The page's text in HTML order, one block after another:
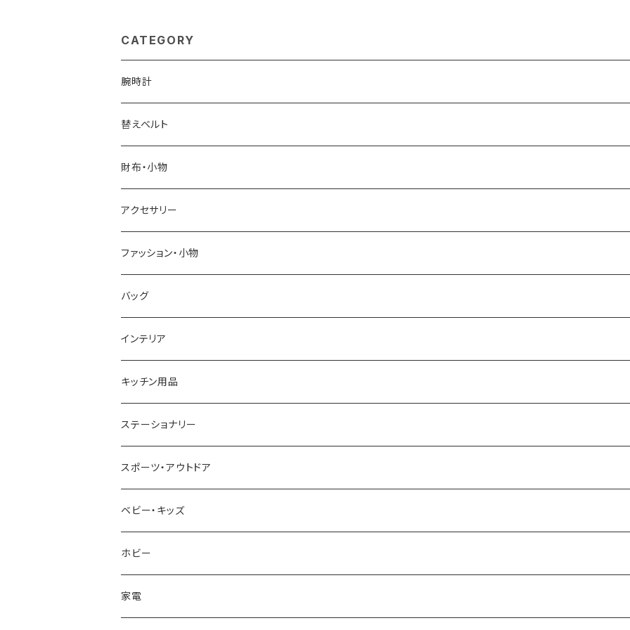
CATEGORY
腕時計
ELGIN
SALVATORE MARRA
CASIO
GRANDEUR
COGU
GAGA MILANO
CACTUS
TIMEX
NIXON
AVALANCHE
ORIENT
ZEPPELIN
替えベルト
COACH
DANIEL WELLINGTON
LACOSTE
DIESEL
MICHAEL KORS
NO BRAND
財布・小物
SONNE
DUCT
TRANSNUMBER
SAAMA HOMME
ARNOLD PALMER
MICHAEL KORS
DIESEL
ALV
Merge
ETTINGER
アクセサリー
GUCCI
TIFFANY&CO
FOLLI FOLLIE
POLICE
PAUL HEWITT
22designstudio
BOTTEGA VENETA
EMPORIO ARMANI
CALVIN KLEIN
ファッション・小物
DAKS
栃木レザー
NIKE
DUNHILL
NEWYORKER
OROBIANCO
Ellese
COLEMAN
バッグ
MANHATTAN PORTAGE
United HOMME
RODANIA
BEAMZSQUARE
BLAZER CLUB
ANDY HAWARD
G GUSTO
インテリア
CRYSTOCRAFT
SEIKO
CITIZEN
BRAUN
RHYTHM
BLOSSOM
キッチン用品
I'mD
Helios
VALENTINO VISCANI
ステーショナリー
LAMY
WATERMAN
PARKER
PELIKAN
スポーツ・アウトドア
Trangia
Barebones
FEUERHAND
ベビー・キッズ
ふわりぃ
ERGO BABY
ホビー
その他
家電